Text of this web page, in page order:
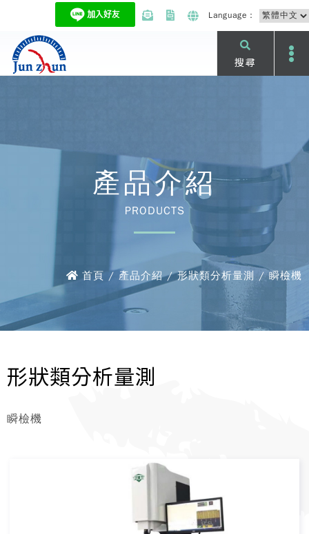
Language：
搜尋
產品介紹
PRODUCTS
首頁 / 產品介紹 / 形狀類分析量測 / 瞬檢機
形狀類分析量測
瞬檢機